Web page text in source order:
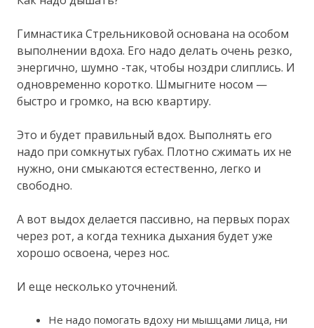
Гимнастика Стрельниковой основана на особом
выполнении вдоха. Его надо делать очень резко,
энергично, шумно -так, чтобы ноздри слиплись. И
одновременно коротко. Шмыгните носом —
быстро и громко, на всю квартиру.
Это и будет правильный вдох. Выполнять его
надо при сомкнутых губах. Плотно сжимать их не
нужно, они смыкаются естественно, легко и
свободно.
А вот выдох делается пассивно, на первых порах
через рот, а когда техника дыхания будет уже
хорошо освоена, через нос.
И еще несколько уточнений.
Не надо помогать вдоху ни мышцами лица, ни